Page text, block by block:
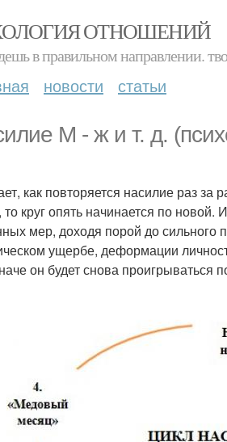
ОТНОШЕНИЙ
в правильном направлении.
новости статьи
М - ж и т. д.
как повторяется насилие раз
то круг опять начинается по
мер, доходя порой до сильного
ущербе, деформации
он будет снова проигрываться